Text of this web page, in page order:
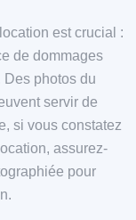
est crucial :
de dommages
photos du
servir de
si vous constatez
assurez-
pour